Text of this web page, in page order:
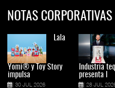
NOTAS CORPORATIVAS
Lala
Yomi® y Toy Story
impulsa
30 JUL 2026
Industria
presenta l
28 JUL